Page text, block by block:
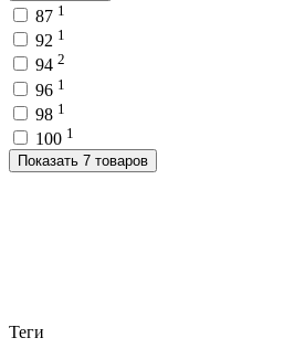
87 1
92 1
94 2
96 1
98 1
100 1
Показать 7 товаров
Теги